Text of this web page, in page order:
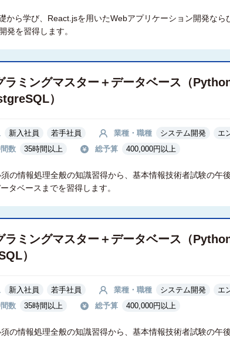
から学び、React.jsを用いたWebアプリケーション開発な
発を習得します。
ラミングマスター＋データベース（Python
）
新入社員 若手社員 業種・職種 システム開発 エ
数
35時間以上 総予算 400,000円以上
の情報処理全般の知識習得から、基本情報技術者試験の午
タベースまでを習得します。
ラミングマスター＋データベース（Python
）
新入社員 若手社員 業種・職種 システム開発 エ
数
35時間以上 総予算 400,000円以上
の情報処理全般の知識習得から、基本情報技術者試験の午